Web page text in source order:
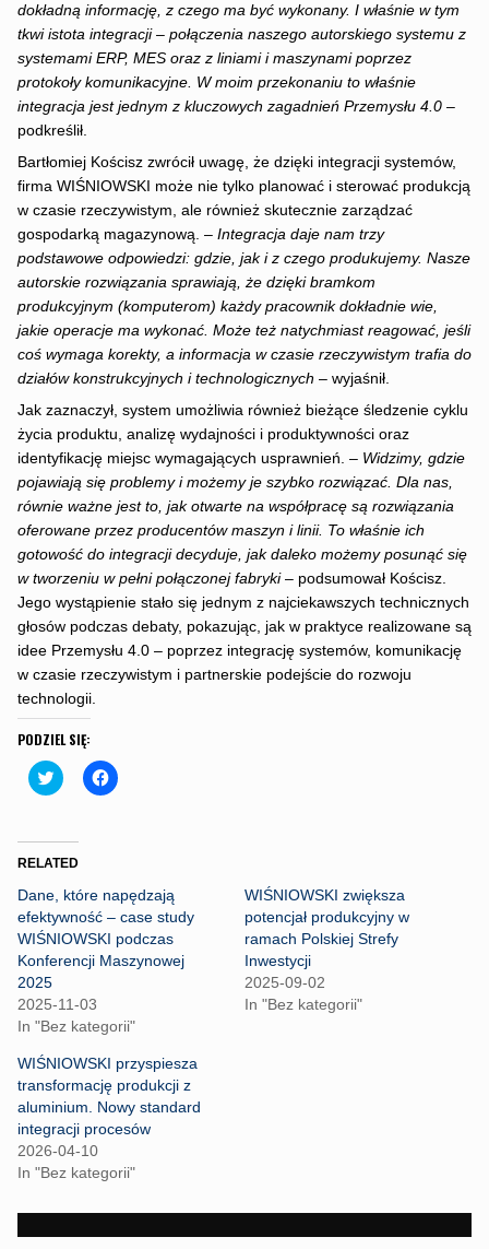
dokładną informację, z czego ma być wykonany. I właśnie w tym
tkwi istota integracji – połączenia naszego autorskiego systemu z
systemami ERP, MES oraz z liniami i maszynami poprzez
protokoły komunikacyjne. W moim przekonaniu to właśnie
integracja jest jednym z kluczowych zagadnień Przemysłu 4.0–
podkreślił.
Bartłomiej Kościsz zwrócił uwagę, że dzięki integracji systemów,
firma WIŚNIOWSKI może nie tylko planować i sterować produkcją
w czasie rzeczywistym, ale również skutecznie zarządzać
gospodarką magazynową. – Integracja daje nam trzy
podstawowe odpowiedzi: gdzie, jak i z czego produkujemy. Nasze
autorskie rozwiązania sprawiają, że dzięki bramkom
produkcyjnym (komputerom) każdy pracownik dokładnie wie,
jakie operacje ma wykonać. Może też natychmiast reagować, jeśli
coś wymaga korekty, a informacja w czasie rzeczywistym trafia do
działów konstrukcyjnych i technologicznych – wyjaśnił.
Jak zaznaczył, system umożliwia również bieżące śledzenie cyklu
życia produktu, analizę wydajności i produktywności oraz
identyfikację miejsc wymagających usprawnień. – Widzimy, gdzie
pojawiają się problemy i możemy je szybko rozwiązać. Dla nas,
równie ważne jest to, jak otwarte na współpracę są rozwiązania
oferowane przez producentów maszyn i linii. To właśnie ich
gotowość do integracji decyduje, jak daleko możemy posunąć się
w tworzeniu w pełni połączonej fabryki – podsumował Kościsz.
Jego wystąpienie stało się jednym z najciekawszych technicznych
głosów podczas debaty, pokazując, jak w praktyce realizowane są
idee Przemysłu 4.0 – poprzez integrację systemów, komunikację
w czasie rzeczywistym i partnerskie podejście do rozwoju
technologii.
PODZIEL SIĘ:
C
l
t
o
a
r
e
o
n
i
t
r
(
O
p
e
n
s
i
n
w
C
l
h
a
r
e
o
n
b
o
k
(
O
p
e
i
e
RELATED
Dane, które napędzają
efektywność – case study
WIŚNIOWSKI podczas
Konferencji Maszynowej
2025
2025-11-03
In "Bez kategorii"
WIŚNIOWSKI zwiększa
potencjał produkcyjny w
ramach Polskiej Strefy
Inwestycji
2025-09-02
In "Bez kategorii"
WIŚNIOWSKI przyspiesza
transformację produkcji z
aluminium. Nowy standard
integracji procesów
2026-04-10
In "Bez kategorii"